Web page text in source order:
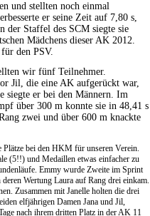
und stellten noch einmal
er seine Zeit auf 7,80 s,
der Staffel des SCM siegte sie
Mädchens dieser AK 2012.
den PSV.
wir fünf Teilnehmer.
Jil, die eine AK aufgerückt war,
siegte er bei den Männern. Im
über 300 m konnte sie in 48,41 s
zwei und über 600 m knackte
Plätze bei den HKM für unseren Verein.
(5!!) und Medaillen etwas einfacher zu
Emmy wurde Zweite im Sprint
Wertung Laura auf Rang drei einkam.
Zusammen mit Janelle holten die drei
elfjährigen Damen Jana und Jil,
nach ihrem dritten Platz in der AK 11